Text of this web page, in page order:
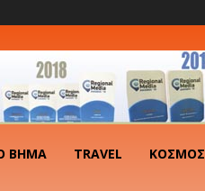
ΒΉΜΑ TRAVEL ΚΟΣΜΟΣ